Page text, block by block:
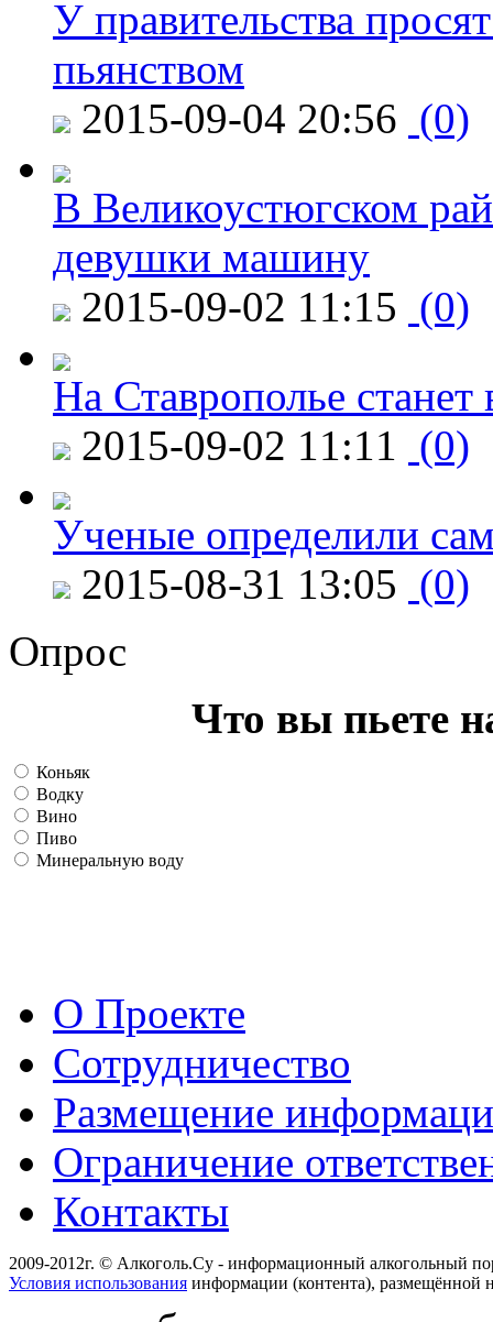
У правительства
пьянством
2015-09-04 20:56 (0)
В Великоустюгском
девушки машину
2015-09-02 11:15 (0)
На Ставрополье
2015-09-02 11:11 (0)
Ученые определили
2015-08-31 13:05 (0)
Опрос
Что вы пьете
Коньяк
Водку
Вино
Пиво
Минеральную воду
О Проекте
Сотрудничество
Размещение
Ограничение
Контакты
2009-2012г. © Алкоголь.Су - информационный алкогольный
Условия использования информации (контента), размещённой